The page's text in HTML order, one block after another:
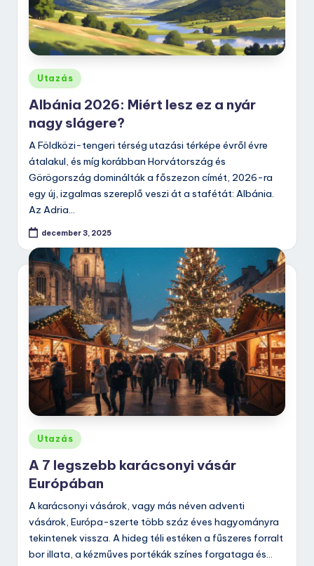
Posted
in
Utazás
Albánia 2026: Miért lesz ez a nyár
nagy slágere?
A Földközi-tengeri térség utazási térképe évről évre
átalakul, és míg korábban Horvátország és
Görögország dominálták a főszezon címét, 2026-ra
egy új, izgalmas szereplő veszi át a stafétát: Albánia.
Az Adria…
december 3, 2025
Posted
in
Utazás
A 7 legszebb karácsonyi vásár
Európában
A karácsonyi vásárok, vagy más néven adventi
vásárok, Európa-szerte több száz éves hagyományra
tekintenek vissza. A hideg téli estéken a fűszeres forralt
bor illata, a kézműves portékák színes forgataga és…